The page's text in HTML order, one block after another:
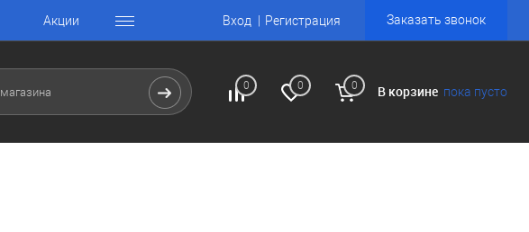
Акции Вход Регистрация Заказать звонок
0 0 0 В корзине пока пусто